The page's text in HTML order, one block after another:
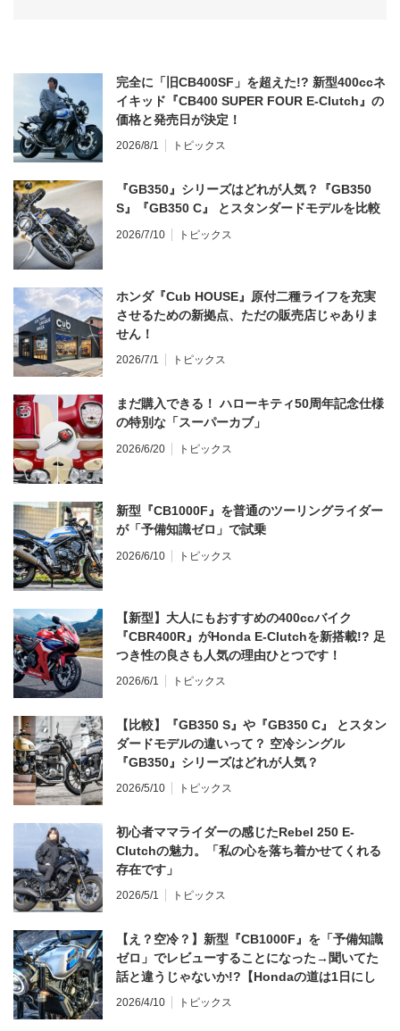
完全に「旧CB400SF」を超えた!? 新型400ccネ
イキッド『CB400 SUPER FOUR E-Clutch』の
価格と発売日が決定！
2026/8/1 トピックス
『GB350』シリーズはどれが人気？『GB350
S』『GB350 C』 とスタンダードモデルを比較
2026/7/10 トピックス
ホンダ『Cub HOUSE』原付二種ライフを充実
させるための新拠点、ただの販売店じゃありま
せん！
2026/7/1 トピックス
まだ購入できる！ ハローキティ50周年記念仕様
の特別な「スーパーカブ」
2026/6/20 トピックス
新型『CB1000F』を普通のツーリングライダー
が「予備知識ゼロ」で試乗
2026/6/10 トピックス
【新型】大人にもおすすめの400ccバイク
『CBR400R』がHonda E-Clutchを新搭載!? 足
つき性の良さも人気の理由ひとつです！
2026/6/1 トピックス
【比較】『GB350 S』や『GB350 C』 とスタン
ダードモデルの違いって？ 空冷シングル
『GB350』シリーズはどれが人気？
2026/5/10 トピックス
初心者ママライダーの感じたRebel 250 E-
Clutchの魅力。「私の心を落ち着かせてくれる
存在です」
2026/5/1 トピックス
【え？空冷？】新型『CB1000F』を「予備知識
ゼロ」でレビューすることになった→聞いてた
話と違うじゃないか!?【Hondaの道は1日にし
てならず／CB1000F ①第一印象 編】
2026/4/10 トピックス